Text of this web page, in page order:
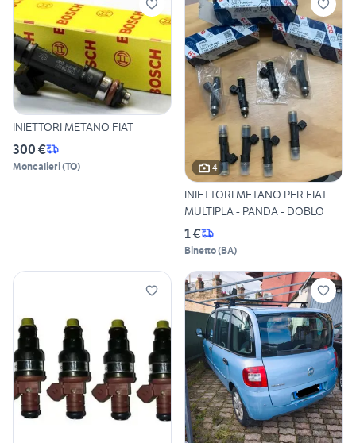
INIETTORI METANO FIAT
300 €
Moncalieri(TO) 4
INIETTORI METANO PER FIAT
MULTIPLA - PANDA - DOBLO
1 €
Binetto(BA)